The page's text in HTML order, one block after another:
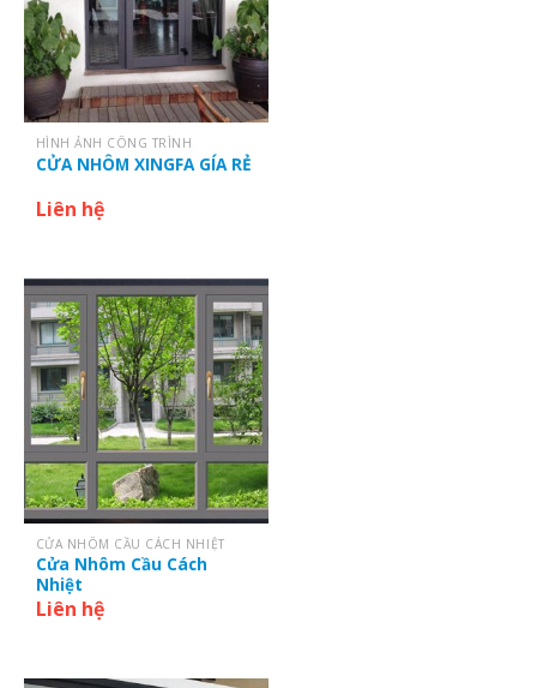
HÌNH ẢNH CÔNG TRÌNH
CỬA NHÔM XINGFA GÍA RẺ
Liên hệ
CỬA NHÔM CẦU CÁCH NHIỆT
Cửa Nhôm Cầu Cách
Nhiệt
Liên hệ